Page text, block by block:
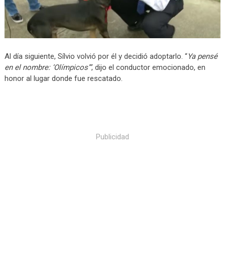
Al día siguiente, Sílvio volvió por él y decidió adoptarlo. “Ya pensé
en el nombre: ‘Olímpicos’”, dijo el conductor emocionado, en
honor al lugar donde fue rescatado.
Publicidad